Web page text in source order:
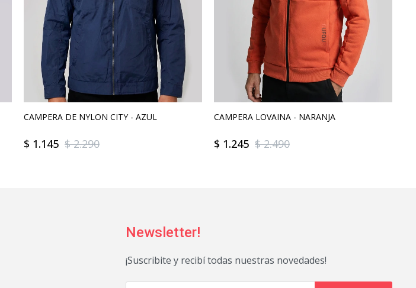
CAMPERA DE NYLON CITY - AZUL
$ 1.145 $ 2.290
CAMPERA LOVAINA - NARANJA
$ 1.245 $ 2.490
Newsletter!
¡Suscribite y recibí todas nuestras novedades!